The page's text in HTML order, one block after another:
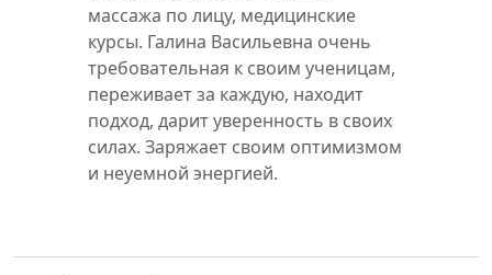
массажа по лицу, медицинские
курсы. Галина Васильевна очень
требовательная к своим ученицам,
переживает за каждую, находит
подход, дарит уверенность в своих
силах. Заряжает своим оптимизмом
и неуемной энергией.